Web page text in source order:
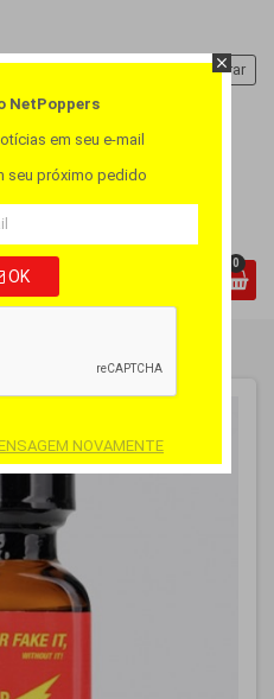
Entrar
0
Red Rush XL
close
NetPoppers
em seu e-mail
seu próximo pedido
OK
NOVAMENTE